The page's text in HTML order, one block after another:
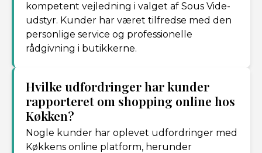
kompetent vejledning i valget af Sous Vide-
udstyr. Kunder har været tilfredse med den
personlige service og professionelle
rådgivning i butikkerne.
Hvilke udfordringer har kunder
rapporteret om shopping online hos
Køkken?
Nogle kunder har oplevet udfordringer med
Køkkens online platform, herunder